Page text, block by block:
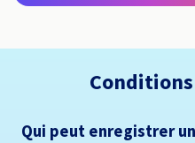
Qui peut enregistrer